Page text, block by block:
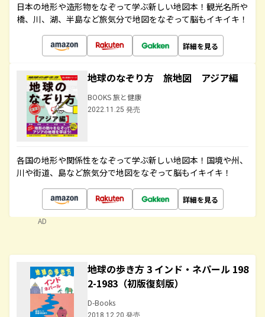
日本の地形や造形物をなぞって学ぶ新しい地図本！観光名所や
橋、川、湖、半島など旅気分で地図をなぞって脳もイキイキ！
詳細を見る
地球のなぞり方 旅地図 アジア編
BOOKS 旅と健康
2022.11.25 発売
各国の地形や関係性をなぞって学ぶ新しい地図本！国境や州、
川や街道、島など旅気分で地図をなぞって脳もイキイキ！
詳細を見る
AD
地球の歩き方 3 インド・ネパール 198
2-1983（初版復刻版）
D-Books
2018.12.20 発売